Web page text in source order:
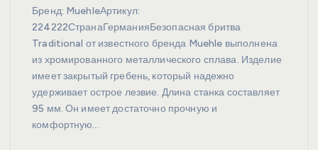
Бренд: MuehleАртикул:
224222СтранаГерманияБезопасная бритва
Traditional от известного бренда Muehle выполнена
из хромированного металлического сплава. Изделие
имеет закрытый гребень, который надежно
удерживает острое лезвие. Длина станка составляет
95 мм. Он имеет достаточно прочную и
комфортную…